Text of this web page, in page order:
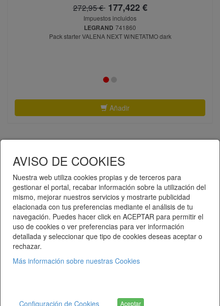
AVISO DE COOKIES
Nuestra web utiliza cookies propias y de terceros para
gestionar el portal, recabar información sobre la utilización del
mismo, mejorar nuestros servicios y mostrarte publicidad
elacionada con tus preferencias mediante el análisis de tu
navegación. Puedes hacer click en ACEPTAR para permitir el
uso de cookies o ver preferencias para ver información
detallada y seleccionar que tipo de cookies deseas aceptar o
rechazar.
Más información sobre nuestras Cookies
Configuración de Cookies Aceptar
272,95 €177,422 €
Impuestos incluidos
LEGRAND 741860
Pack starter VALENA NEXT W/NETATMO dark
Añadir
Telematel eCommerce v14.3.37 © 2026
Telematel S.L.
Condiciones de Venta y Envíos